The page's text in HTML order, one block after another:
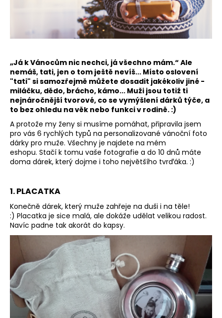
„Já k Vánocům nic nechci, já všechno mám.“ Ale
nemáš, tati, jen o tom ještě nevíš... Místo oslovení
"tati" si samozřejmě můžete dosadit jakékoliv jiné -
miláčku, dědo, brácho, kámo... Muži jsou totiž ti
nejnáročnější tvorové, co se vymýšlení dárků týče, a
to bez ohledu na věk nebo funkci v rodině. :)
A protože my ženy si musíme pomáhat, připravila jsem
pro vás 6 rychlých typů na personalizované vánoční foto
dárky pro muže. Všechny je najdete na mém
eshopu. Stačí k tomu vaše fotografie a do 10 dnů máte
doma dárek, který dojme i toho největšího tvrďáka. :)
1. PLACATKA
Konečně dárek, který muže zahřeje na duši i na těle!
:) Placatka je sice malá, ale dokáže udělat velikou radost.
Navíc padne tak akorát do kapsy.
í
?
HLEDAT
D
o
r
u
č
u
m
e
VÝHODNÁ